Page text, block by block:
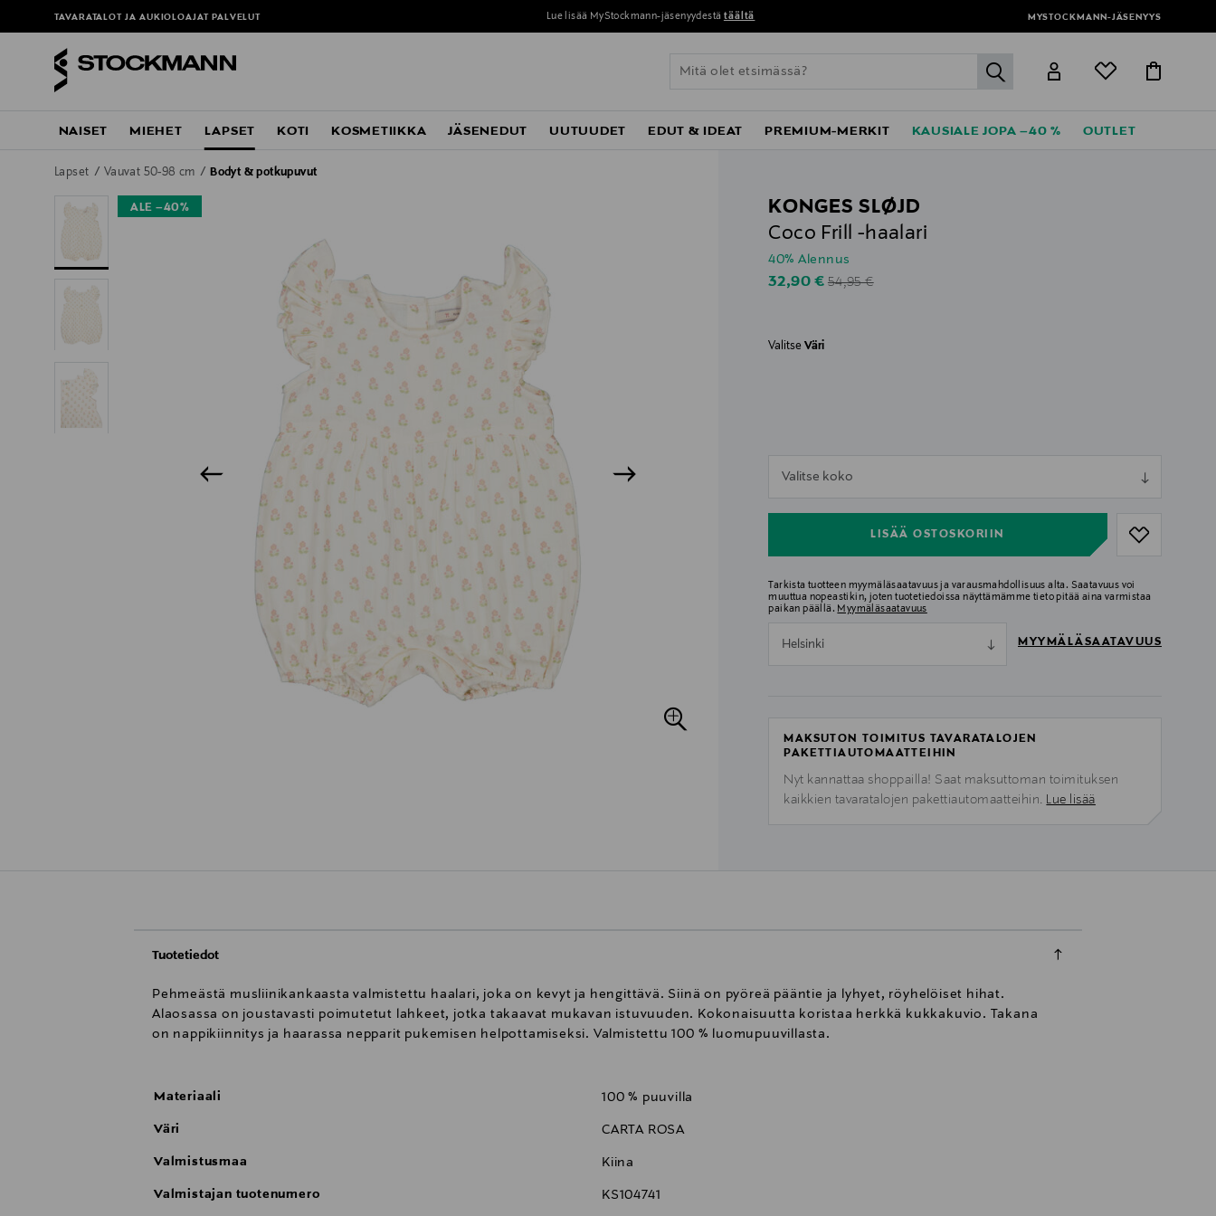
TAVARATALOT JA AUKIOLOAJAT PALVELUT Lue lisää MyStockmann-jäsenyydestä täältä MYSTOCKMANN-JÄSENYYS
label.header.go
NAISET MIEHET LAPSET KOTI KOSMETIIKKA JÄSENEDUT UUTUUDET EDUT & IDEAT PREMIUM-MERKIT KAUSIALE JOPA –40 % OUTLET
Lapset Vauvat 50-98 cm Bodyt & potkupuvut
ALE –40%
KONGES SLØJD
Coco Frill -haalari
40% Alennus
Discounted Price
32,90 € Original Price
54,95 €
ValitseVäri
Valitse koko
LISÄÄ OSTOSKORIIN
Tarkista tuotteen myymäläsaatavuus ja varausmahdollisuus alta. Saatavuus voi
muuttua nopeastikin, joten tuotetiedoissa näyttämämme tieto pitää aina varmistaa
paikan päällä. Myymäläsaatavuus
Helsinki MYYMÄLÄSAATAVUUS
MAKSUTON TOIMITUS TAVARATALOJEN
PAKETTIAUTOMAATTEIHIN
Nyt kannattaa shoppailla! Saat maksuttoman toimituksen
kaikkien tavaratalojen pakettiautomaatteihin. Lue lisää
Tuotetiedot
Pehmeästä musliinikankaasta valmistettu haalari, joka on kevyt ja hengittävä. Siinä on pyöreä pääntie ja lyhyet, röyhelöiset hihat.
Alaosassa on joustavasti poimutetut lahkeet, jotka takaavat mukavan istuvuuden. Kokonaisuutta koristaa herkkä kukkakuvio. Takana
on nappikiinnitys ja haarassa nepparit pukemisen helpottamiseksi. Valmistettu 100 % luomupuuvillasta.
Materiaali 100 % puuvilla
Väri CARTA ROSA
Valmistusmaa Kiina
Valmistajan tuotenumero KS104741